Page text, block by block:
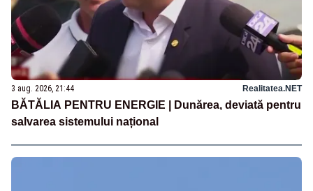
3 aug. 2026, 21:44 Realitatea.NET
BĂTĂLIA PENTRU ENERGIE | Dunărea, deviată pentru
salvarea sistemului național